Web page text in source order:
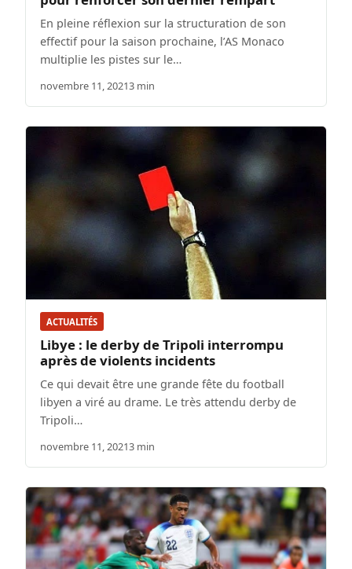
En pleine réflexion sur la structuration de son
effectif pour la saison prochaine, l’AS Monaco
multiplie les pistes sur le…
novembre 11, 20213 min
ACTUALITÉS
Libye : le derby de Tripoli interrompu
après de violents incidents
Ce qui devait être une grande fête du football
libyen a viré au drame. Le très attendu derby de
Tripoli…
novembre 11, 20213 min